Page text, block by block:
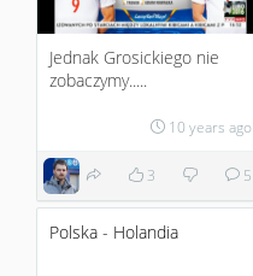
Jednak Grosickiego nie
zobaczymy.....
10 years ago
3 5
Polska - Holandia